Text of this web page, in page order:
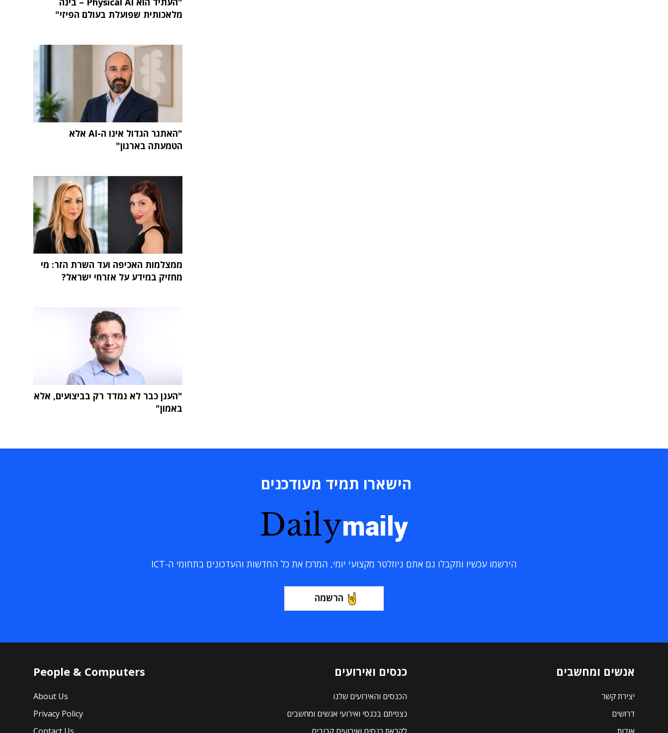
מלאכותית שפועלת בעולם הפיזי"
"האתגר הגדול אינו ה-AI אלא
הטמעתה בארגון"
ממצלמות האכיפה ועד השרת הזר: מי
מחזיק במידע על אזרחי ישראל?
"הענן כבר לא נמדד רק בביצועים, אלא
באמון"
הישארו תמיד מעודכנים
Dailymaily
הירשמו עכשיו ותקבלו גם אתם ניוזלטר מקצועי יומי, המרכז את כל החדשות והעדכונים בתחומי ה-ICT
הרשמה
אנשים ומחשבים
יצירת קשר
דרושים
כנסים ואירועים
הכנסים והאירועים שלנו
נצפיתם בכנסי ואירועי אנשים ומחשבים
People & Computers
About Us
Privacy Policy